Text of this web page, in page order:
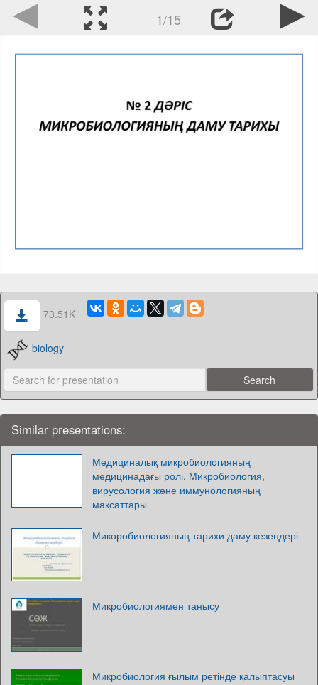
1/15
73.51K
biology
Similar presentations:
Медициналық микробиологияның
медицинадағы ролі. Микробиология,
вирусология және иммунологияның
мақсаттары
Микоробиологияның тарихи даму кезеңдері
Микробиологиямен танысу
Микробиология ғылым ретінде қалыптасуы